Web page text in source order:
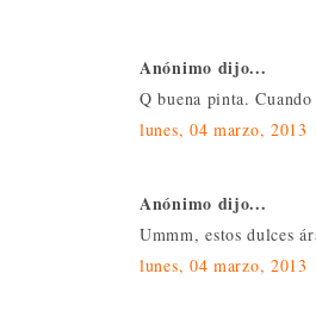
Anónimo dijo...
Q buena pinta.
lunes, 04 marzo, 2013
Anónimo dijo...
Ummm, estos dulces
lunes, 04 marzo, 2013